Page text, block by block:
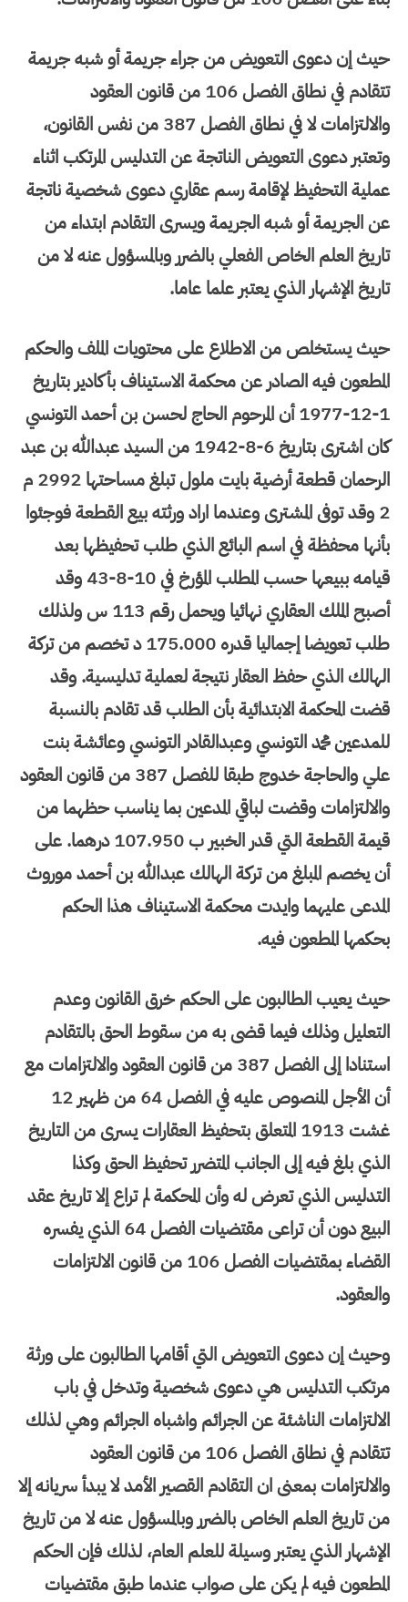
حيث إن دعوى التعويض من جراء جريمة أو شبه جريمة
تتقادم في نطاق الفصل 106 من قانون العقود
والالتزامات لا في نطاق الفصل 387 من نفس القانون،
وتعتبر دعوى التعويض الناتجة عن التدليس المرتكب اثناء
عملية التحفيظ لإقامة رسم عقاري دعوى شخصية ناتجة
عن الجريمة أو شبه الجريمة ويسرى التقادم ابتداء من
تاريخ العلم الخاص الفعلي بالضرر وبالمسؤول عنه لا من
تاريخ الإشهار الذي يعتبر علما عاما.
حيث يستخلص من الاطلاع على محتويات الملف والحكم
المطعون فيه الصادر عن محكمة الاستيناف بأكادير بتاريخ
1-12-1977 أن المرحوم الحاج لحسن بن أحمد التونسي
كان اشترى بتاريخ 6-8-1942 من السيد عبدالله بن عبد
الرحمان قطعة أرضية بايت ملول تبلغ مساحتها 2992 م
2 وقد توفى المشترى وعندما اراد ورثته بيع القطعة فوجئوا
بأنها محفظة في اسم البائع الذي طلب تحفيظها بعد
قيامه ببيعها حسب المطلب المؤرخ في 10-8-43 وقد
أصبح الملك العقاري نهائيا ويحمل رقم 113 س ولذلك
طلب تعويضا إجماليا قدره 175.000 د تخصم من تركة
الهالك الذي حفظ العقار نتيجة لعملية تدليسية. وقد
قضت المحكمة الابتدائية بأن الطلب قد تقادم بالنسبة
للمدعين محمد التونسي وعبدالقادر التونسي وعائشة بنت
علي والحاجة خدوج طبقا للفصل 387 من قانون العقود
والالتزامات وقضت لباقي المدعين بما يناسب حظهما من
قيمة القطعة التي قدر الخبير ب 107.950 درهما. على
أن يخصم المبلغ من تركة الهالك عبدالله بن أحمد موروث
المدعى عليهما وايدت محكمة الاستيناف هذا الحكم
بحكمها المطعون فيه.
حيث يعيب الطالبون على الحكم خرق القانون وعدم
التعليل وذلك فيما قضى به من سقوط الحق بالتقادم
استنادا إلى الفصل 387 من قانون العقود والالتزامات مع
أن الأجل المنصوص عليه في الفصل 64 من ظهير 12
غشت 1913 المتعلق بتحفيظ العقارات يسرى من التاريخ
الذي بلغ فيه إلى الجانب المتضرر تحفيظ الحق وكذا
التدليس الذي تعرض له وأن المحكمة لم تراع إلا تاريخ عقد
البيع دون أن تراعى مقتضيات الفصل 64 الذي يفسره
القضاء بمقتضيات الفصل 106 من قانون الالتزامات
والعقود.
وحيث إن دعوى التعويض التي أقامها الطالبون على ورثة
مرتكب التدليس هي دعوى شخصية وتدخل في باب
الالتزامات الناشئة عن الجرائم واشباه الجرائم وهي لذلك
تتقادم في نطاق الفصل 106 من قانون العقود
والالتزامات بمعنى ان التقادم القصير الأمد لا يبدأ سريانه إلا
من تاريخ العلم الخاص بالضرر وبالمسؤول عنه لا من تاريخ
الإشهار الذي يعتبر وسيلة للعلم العام، لذلك فإن الحكم
المطعون فيه لم يكن على صواب عندما طبق مقتضيات